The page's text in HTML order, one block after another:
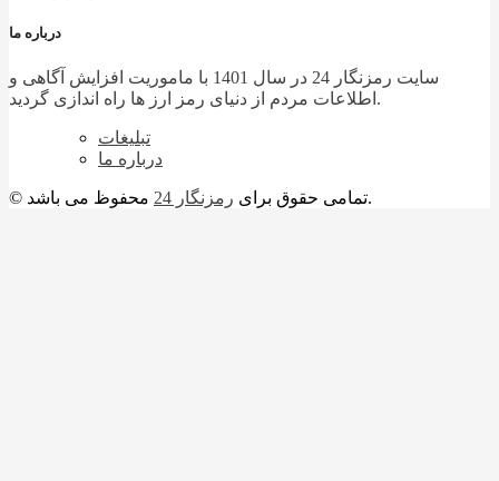
درباره ما
سایت رمزنگار 24 در سال 1401 با ماموریت افزایش آگاهی و
اطلاعات مردم از دنیای رمز ارز ها راه اندازی گردید.
تبلیغات
درباره ما
© تمامی حقوق برای رمزنگار 24 محفوظ می باشد.